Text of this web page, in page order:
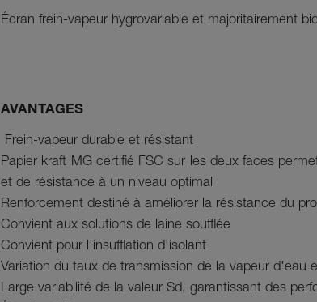
Écran frein-vapeur hygrovariable et majoritairement
AVANTAGES
Frein-vapeur durable et résistant
Papier kraft MG certifié FSC sur les deux faces
et de résistance à un niveau optimal
Renforcement destiné à améliorer la résistance du
Convient aux solutions de laine soufflée
Convient pour l’insufflation d’isolant
Variation du taux de transmission de la vapeur d'eau
Large variabilité de la valeur Sd, garantissant des